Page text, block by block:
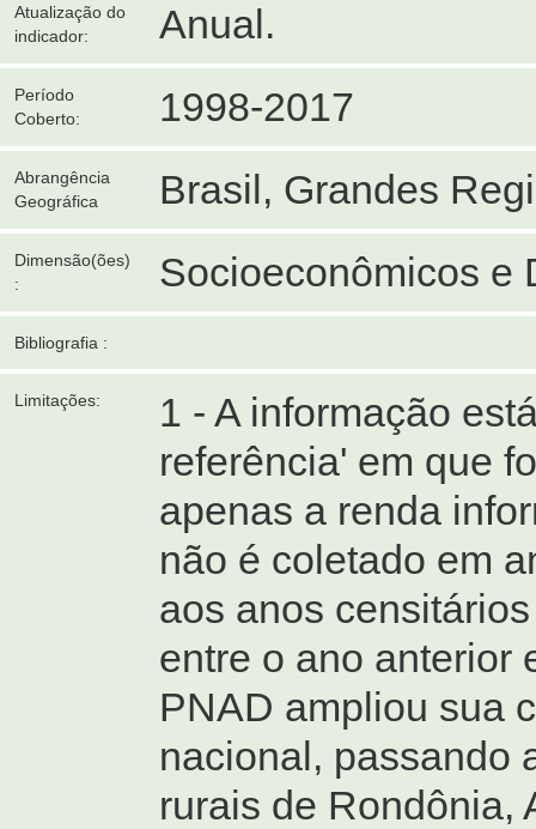
Atualização do
indicador:
Anual.
Período
Coberto:
1998-2017
Abrangência
Geográfica
Brasil, Grandes
Dimensão(ões)
:
Socioeconômicos e
Bibliografia :
Limitações:
1 - A informação
referência' em que
apenas a renda
não é coletado em
aos anos
entre o ano anterior
PNAD ampliou sua
nacional, passando
rurais de Rondônia,